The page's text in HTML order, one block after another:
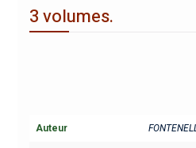
3 volumes.
Auteur